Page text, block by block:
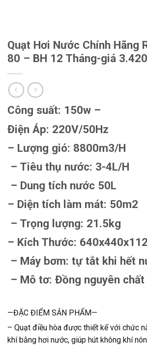
Quạt Hơi Nước Chính Hãng
80 – BH 12 Tháng-giá
Công suất: 150w –
Điện Áp: 220V/50Hz
– Lượng gió: 8800m3/H
– Tiêu thụ nước: 3-4L/H
– Dung tích nước 50L
– Diện tích làm mát: 50m2
– Trọng lượng: 21.5kg
– Kích Thước:
– Máy bơm: tự tắt khi hết
– Mô tơ: Đồng nguyên chất
—ĐẶC ĐIỂM SẢN PHẨM—
– Quạt điều hòa được thiết kế với chức
khí bằng hơi nước, giúp hút không khí